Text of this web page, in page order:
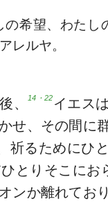
希望、わたし
レルヤ。
、14・22 イエス
せ、その間に
祈るためにひ
とりそこにお
ンか離れてお